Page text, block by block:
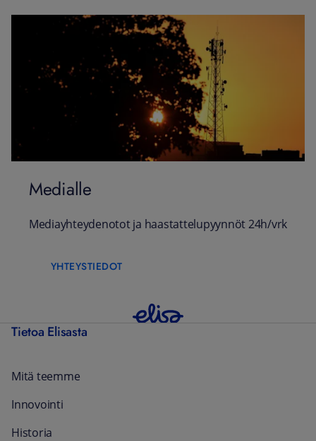
Medialle
Mediayhteydenotot ja haastattelupyynnöt 24h/vrk
YHTEYSTIEDOT
Tietoa Elisasta
Mitä teemme
Innovointi
Historia